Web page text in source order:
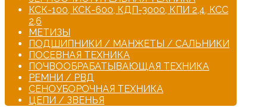
КСК-100, КСК-600, КДП-3000, КПИ 2,4, КСС
2,6
МЕТИЗЫ
ПОДШИПНИКИ / МАНЖЕТЫ / САЛЬНИКИ
ПОСЕВНАЯ ТЕХНИКА
ПОЧВООБРАБАТЫВАЮЩАЯ ТЕХНИКА
РЕМНИ / РВД
СЕНОУБОРОЧНАЯ ТЕХНИКА
ЦЕПИ / ЗВЕНЬЯ